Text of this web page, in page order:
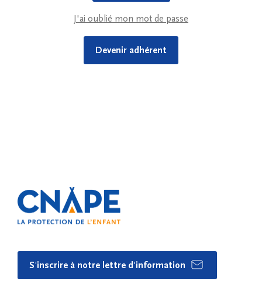
J'ai oublié mon mot de passe
Devenir adhérent
S'inscrire à notre lettre d'information